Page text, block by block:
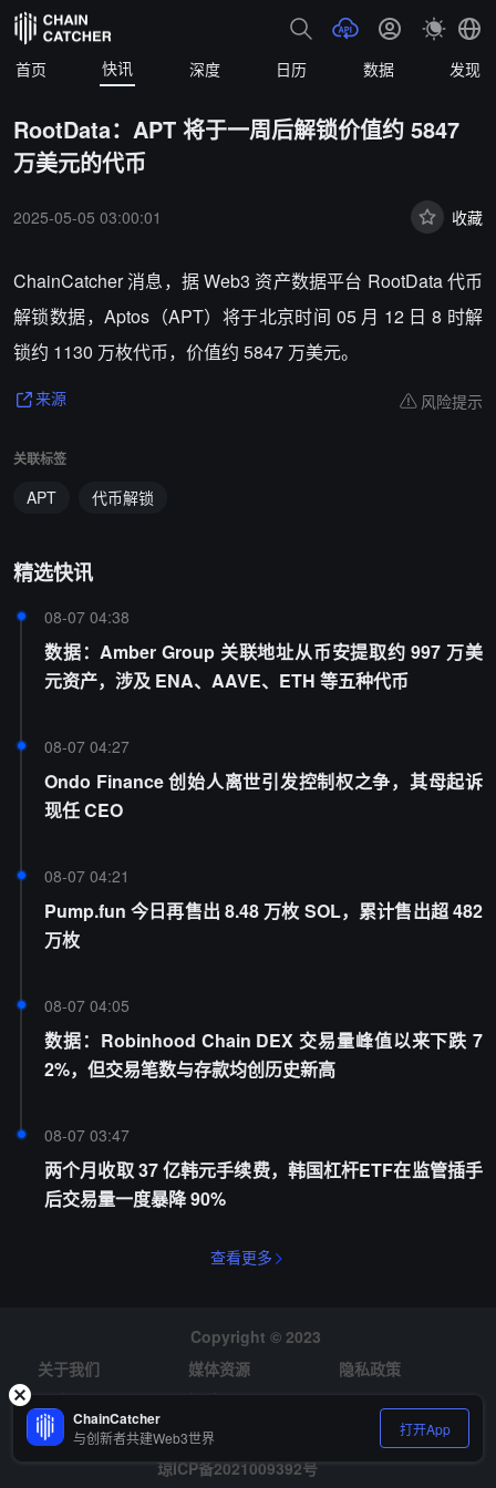
首页 快讯 深度 日历 数据 发现
RootData：APT 将于一周后解锁价值约 5847
万美元的代币
2025-05-05 03:00:01 收藏
ChainCatcher 消息，据 Web3 资产数据平台 RootData 代币
解锁数据，Aptos（APT）将于北京时间 05 月 12 日 8 时解
锁约 1130 万枚代币，价值约 5847 万美元。
来源 风险提示
关联标签
APT 代币解锁
精选快讯
08-07 04:38
数据：Amber Group 关联地址从币安提取约 997 万美
元资产，涉及 ENA、AAVE、ETH 等五种代币
08-07 04:27
Ondo Finance 创始人离世引发控制权之争，其母起诉
现任 CEO
08-07 04:21
Pump.fun 今日再售出 8.48 万枚 SOL，累计售出超 482
万枚
08-07 04:05
数据：Robinhood Chain DEX 交易量峰值以来下跌 7
2%，但交易笔数与存款均创历史新高
08-07 03:47
两个月收取 37 亿韩元手续费，韩国杠杆ETF在监管插手
后交易量一度暴降 90%
查看更多
Copyright © 2023
关于我们
媒体资源
隐私政策
风险提示
招聘
琼ICP备2021009392号
ChainCatcher
与创新者共建Web3世界 打开App